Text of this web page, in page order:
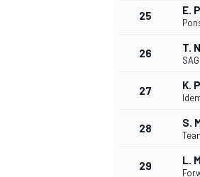
25 E.
26 T.
27 K.
28 S.
29 L.